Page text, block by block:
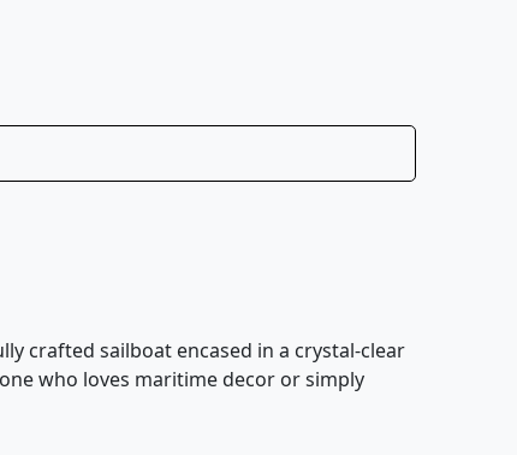
crafted sailboat encased in a crystal-clear
who loves maritime decor or simply